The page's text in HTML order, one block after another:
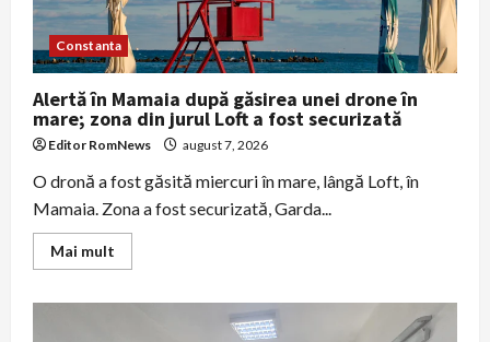
Constanta
Alertă în Mamaia după găsirea unei drone în
mare; zona din jurul Loft a fost securizată
Editor RomNews august 7, 2026
O dronă a fost găsită miercuri în mare, lângă Loft, în
Mamaia. Zona a fost securizată, Garda...
Mai mult
more